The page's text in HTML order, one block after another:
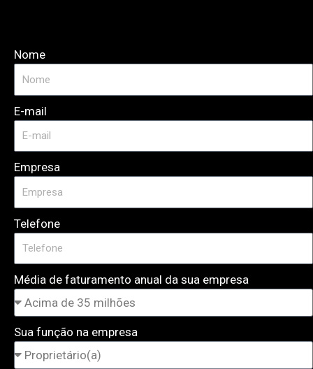
Nome
E-mail
Empresa
Telefone
Média de faturamento anual da sua empresa
Sua função na empresa